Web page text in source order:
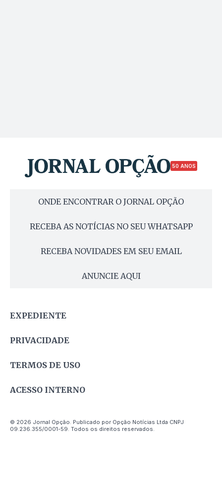
50 ANOS
ONDE ENCONTRAR O JORNAL OPÇÃO
RECEBA AS NOTÍCIAS NO SEU WHATSAPP
RECEBA NOVIDADES EM SEU EMAIL
ANUNCIE AQUI
EXPEDIENTE
PRIVACIDADE
TERMOS DE USO
ACESSO INTERNO
© 2026 Jornal Opção. Publicado por Opção Notícias Ltda CNPJ
09.236.355/0001-59. Todos os direitos reservados.